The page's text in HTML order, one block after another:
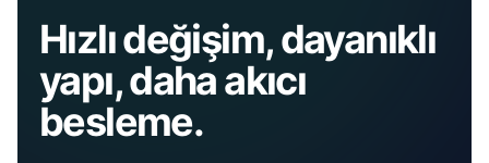
Hızlı değişim, dayanıklı
yapı, daha akıcı
besleme.